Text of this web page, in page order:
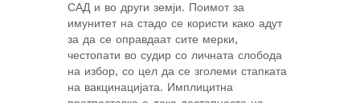
САД и во други земји. Поимот за
имунитет на стадо се користи како адут
за да се оправдаат сите мерки,
честопати во судир со личната слобода
на избор, со цел да се зголеми стапката
на вакцинацијата. Имплицитна